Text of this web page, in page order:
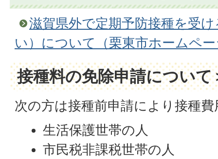
滋賀県外で定期予防接種を受
い）について（栗東市ホームペ
接種料の免除申請について
次の方は接種前申請により接種
生活保護世帯の人
市民税非課税世帯の人